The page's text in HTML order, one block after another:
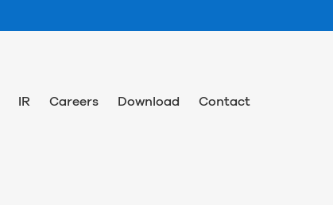
IR Careers Download Contact